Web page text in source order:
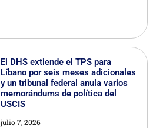
El DHS extiende el TPS para
Líbano por seis meses adicionales
y un tribunal federal anula varios
memorándums de política del
USCIS
julio 7, 2026